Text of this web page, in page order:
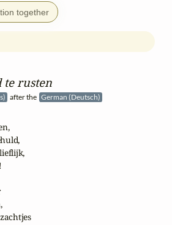
together
te rusten
after the German (Deutsch)